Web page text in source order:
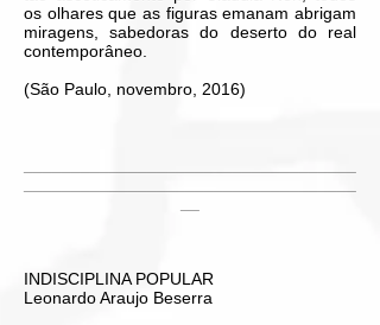
os olhares que as figuras emanam abrigam
miragens, sabedoras do deserto do real
contemporâneo.
(São Paulo, novembro, 2016)
INDISCIPLINA POPULAR
Leonardo Araujo Beserra